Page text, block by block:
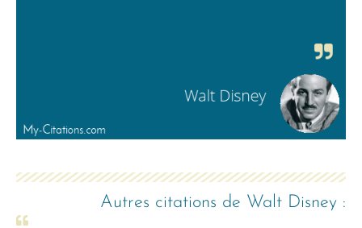
Autres citations de Walt Disney :